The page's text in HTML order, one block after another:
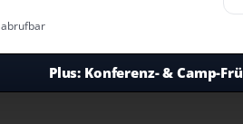
Plus: Konferenz- & Camp-